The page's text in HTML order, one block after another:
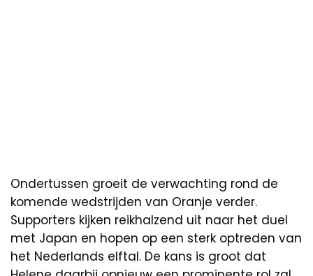
Ondertussen groeit de verwachting rond de
komende wedstrijden van Oranje verder.
Supporters kijken reikhalzend uit naar het duel
met Japan en hopen op een sterk optreden van
het Nederlands elftal. De kans is groot dat